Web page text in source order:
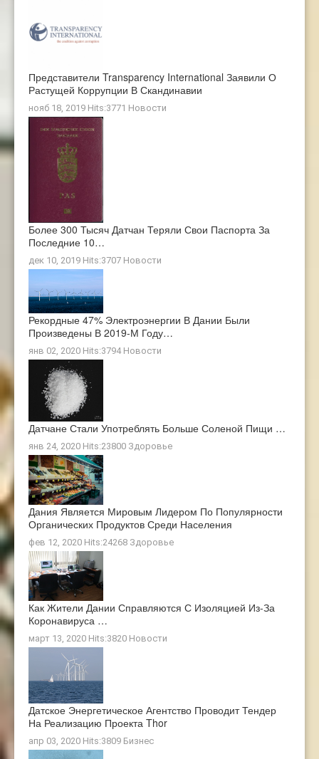
Представители Transparency International Заявили О
Растущей Коррупции В Скандинавии
нояб 18, 2019 Hits:3771 Новости
Более 300 Тысяч Датчан Теряли Свои Паспорта За
Последние 10…
дек 10, 2019 Hits:3707 Новости
Рекордные 47% Электроэнергии В Дании Были
Произведены В 2019-М Году…
янв 02, 2020 Hits:3794 Новости
Датчане Стали Употреблять Больше Соленой Пищи …
янв 24, 2020 Hits:23800 Здоровье
Дания Является Мировым Лидером По Популярности
Органических Продуктов Среди Населения
фев 12, 2020 Hits:24268 Здоровье
Как Жители Дании Справляются С Изоляцией Из-За
Коронавируса …
март 13, 2020 Hits:3820 Новости
Датское Энергетическое Агентство Проводит Тендер
На Реализацию Проекта Thor
апр 03, 2020 Hits:3809 Бизнес